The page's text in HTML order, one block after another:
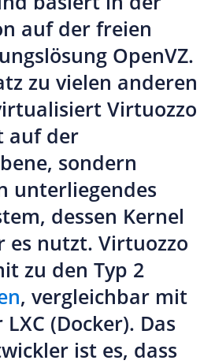
auf der freien
OpenVZ.
zu vielen anderen
Virtuozzo
auf der
sondern
unterliegendes
dessen Kernel
es nutzt. Virtuozzo
zu den Typ 2
, vergleichbar mit
(Docker). Das
ist es, dass